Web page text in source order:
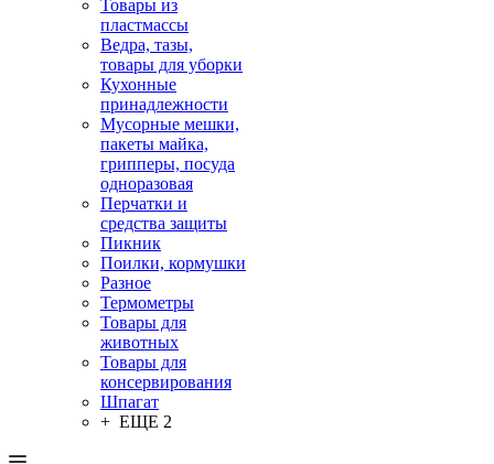
Товары из
пластмассы
Ведра, тазы,
товары для уборки
Кухонные
принадлежности
Мусорные мешки,
пакеты майка,
грипперы, посуда
одноразовая
Перчатки и
средства защиты
Пикник
Поилки, кормушки
Разное
Термометры
Товары для
животных
Товары для
консервирования
Шпагат
+ ЕЩЕ 2